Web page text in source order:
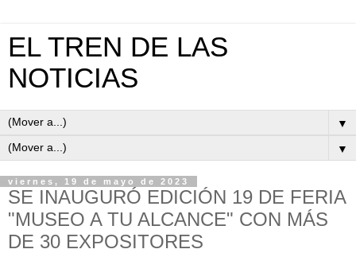
EL TREN DE LAS
NOTICIAS
▼
▼
viernes, 19 de mayo de 2023
SE INAUGURÓ EDICIÓN 19 DE FERIA
"MUSEO A TU ALCANCE" CON MÁS
DE 30 EXPOSITORES